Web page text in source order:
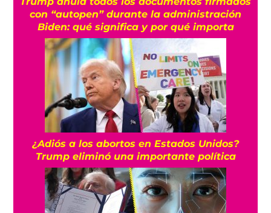
con “autopen” durante la administración
Biden: qué significa y por qué importa
¿Adiós a los abortos en Estados Unidos?
Trump eliminó una importante política